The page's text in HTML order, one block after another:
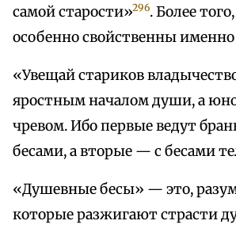
самой старости»296. Более
особенно свойственны именно
«Увещай стариков
яростным началом души, а
чревом. Ибо первые ведут
бесами, а вторые — с бесами
«Душевные бесы» — это,
которые разжигают страсти